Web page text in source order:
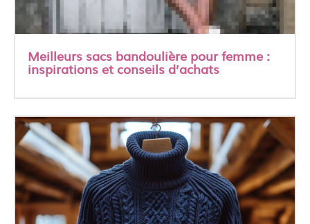
Meilleurs sacs bandoulière pour femme :
inspirations et conseils d’achats